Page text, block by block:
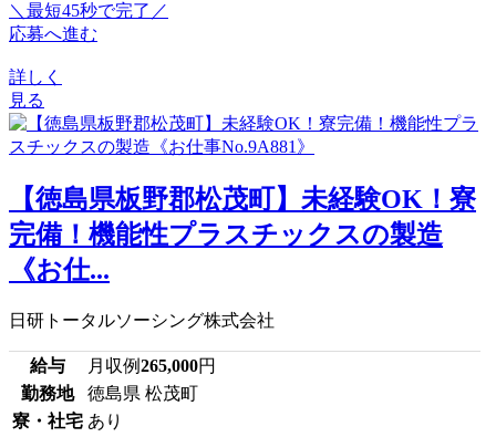
＼最短45秒で完了／
応募へ進む
詳しく
見る
【徳島県板野郡松茂町】未経験OK！寮
完備！機能性プラスチックスの製造
《お仕...
日研トータルソーシング株式会社
給与 月収例265,000円
勤務地
徳島県 松茂町
寮・社宅 あり